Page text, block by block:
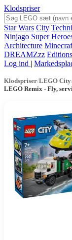
Klodspriser
Star Wars City
Ninjago Super
Architecture
DREAMZzz Editions
Log ind |
Klodspriser/LEGO City
LEGO Remix - Fly,